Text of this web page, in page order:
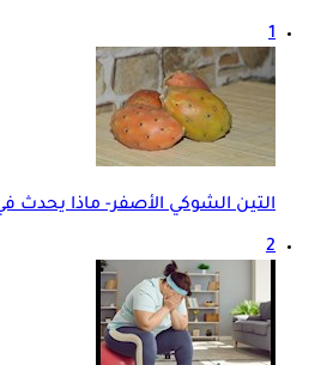
1
التين الشوكي الأصفر- ماذا يحدث
2